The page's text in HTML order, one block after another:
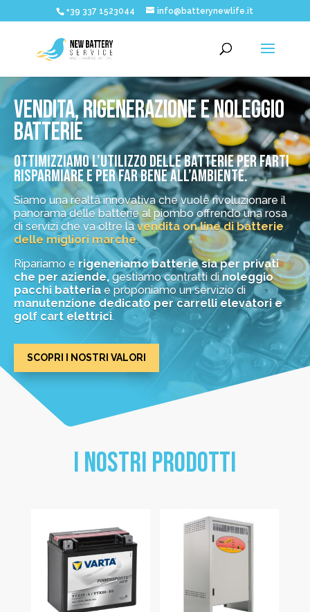
+39 337 1523044 info@batterynewlife.it
VENDITA, RIGENERAZIONE E NOLEGGIO
BATTERIE
OTTIMIZZIAMO L’UTILIZZO DELLE BATTERIE PER FARTI
RISPARMIARE E PER FAR BENE ALL’AMBIENTE.
Siamo una realtà innovativa che vuole rivoluzionare il
panorama delle batterie al piombo offrendo una rosa
di servizi che va oltre lavendita on line di batterie
delle migliori marche.
Ripariamo e rigeneriamo batterie sia per privati
che per aziende, gestiamo contratti dinoleggio
pacchi batteria e proponiamo un servizio di
manutenzione dedicato per carrelli elevatori e
golf cart elettrici.
SCOPRI I NOSTRI VALORI
I NOSTRI PRODOTTI